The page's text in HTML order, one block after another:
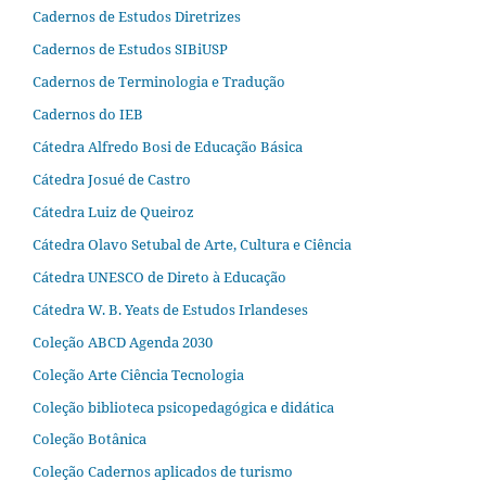
Cadernos de Estudos Diretrizes
Cadernos de Estudos SIBiUSP
Cadernos de Terminologia e Tradução
Cadernos do IEB
Cátedra Alfredo Bosi de Educação Básica
Cátedra Josué de Castro
Cátedra Luiz de Queiroz
Cátedra Olavo Setubal de Arte, Cultura e Ciência
Cátedra UNESCO de Direto à Educação
Cátedra W. B. Yeats de Estudos Irlandeses
Coleção ABCD Agenda 2030
Coleção Arte Ciência Tecnologia
Coleção biblioteca psicopedagógica e didática
Coleção Botânica
Coleção Cadernos aplicados de turismo